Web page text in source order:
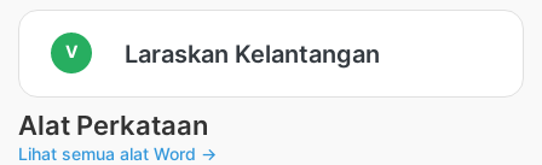
V Laraskan Kelantangan
Alat Perkataan
Lihat semua alat Word →